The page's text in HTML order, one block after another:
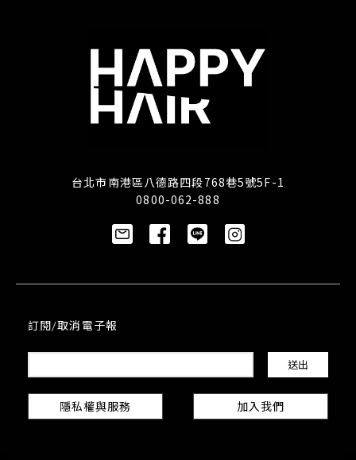
台北市南港區八德路四段768巷5號5F-1
0800-062-888
訂閱/取消電子報
隱私權與服務 加入我們